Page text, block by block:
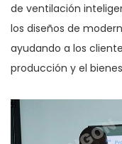
de ventilación
los diseños de
ayudando a los
producción y el